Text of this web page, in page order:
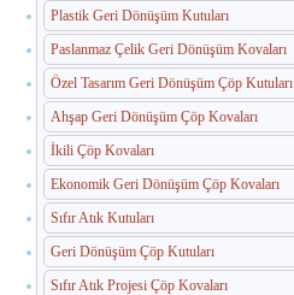
Plastik Geri Dönüşüm Kutuları
Paslanmaz Çelik Geri Dönüşüm Kovaları
Özel Tasarım Geri Dönüşüm Çöp Kutuları
Ahşap Geri Dönüşüm Çöp Kovaları
İkili Çöp Kovaları
Ekonomik Geri Dönüşüm Çöp Kovaları
Sıfır Atık Kutuları
Geri Dönüşüm Çöp Kutuları
Sıfır Atık Projesi Çöp Kovaları